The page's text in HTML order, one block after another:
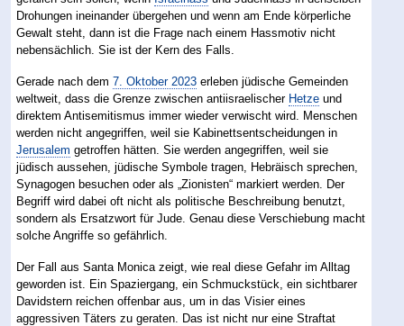
Drohungen ineinander übergehen und wenn am Ende körperliche
Gewalt steht, dann ist die Frage nach einem Hassmotiv nicht
nebensächlich. Sie ist der Kern des Falls.
Gerade nach dem7. Oktober 2023 erleben jüdische Gemeinden
weltweit, dass die Grenze zwischen antiisraelischer Hetze und
direktem Antisemitismus immer wieder verwischt wird. Menschen
werden nicht angegriffen, weil sie Kabinettsentscheidungen in
Jerusalem getroffen hätten. Sie werden angegriffen, weil sie
jüdisch aussehen, jüdische Symbole tragen, Hebräisch sprechen,
Synagogen besuchen oder als „Zionisten“ markiert werden. Der
Begriff wird dabei oft nicht als politische Beschreibung benutzt,
sondern als Ersatzwort für Jude. Genau diese Verschiebung macht
solche Angriffe so gefährlich.
Der Fall aus Santa Monica zeigt, wie real diese Gefahr im Alltag
geworden ist. Ein Spaziergang, ein Schmuckstück, ein sichtbarer
Davidstern reichen offenbar aus, um in das Visier eines
aggressiven Täters zu geraten. Das ist nicht nur eine Straftat